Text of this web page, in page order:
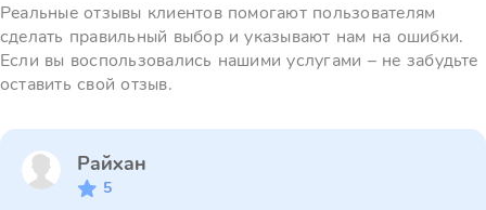
Реальные отзывы клиентов помогают пользователям
сделать правильный выбор и указывают нам на ошибки.
Если вы воспользовались нашими услугами – не забудьте
оставить свой отзыв.
Райхан
5